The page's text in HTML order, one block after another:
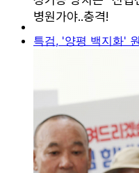
특검, '양평 백지화'